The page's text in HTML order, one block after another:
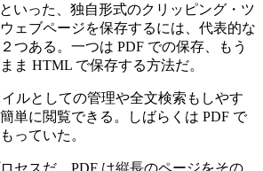
といった、独自形式のクリッピング・ツ
ェブページを保存するには、代表的な
つある。一つは PDF での保存、もう
ま HTML で保存する方法だ。
ルとしての管理や全文検索もしやす
単に閲覧できる。しばらくは PDF で
っていた。
セスだ。PDF は縦長のページをその